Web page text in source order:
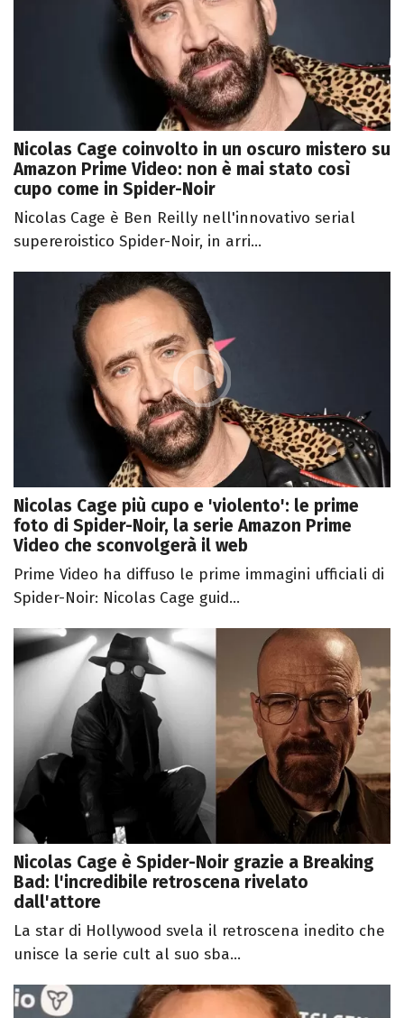
Nicolas Cage coinvolto in un oscuro mistero su
Amazon Prime Video: non è mai stato così
cupo come in Spider-Noir
Nicolas Cage è Ben Reilly nell'innovativo serial
supereroistico Spider-Noir, in arri...
Nicolas Cage più cupo e 'violento': le prime
foto di Spider-Noir, la serie Amazon Prime
Video che sconvolgerà il web
Prime Video ha diffuso le prime immagini ufficiali di
Spider-Noir: Nicolas Cage guid...
Nicolas Cage è Spider-Noir grazie a Breaking
Bad: l'incredibile retroscena rivelato
dall'attore
La star di Hollywood svela il retroscena inedito che
unisce la serie cult al suo sba...